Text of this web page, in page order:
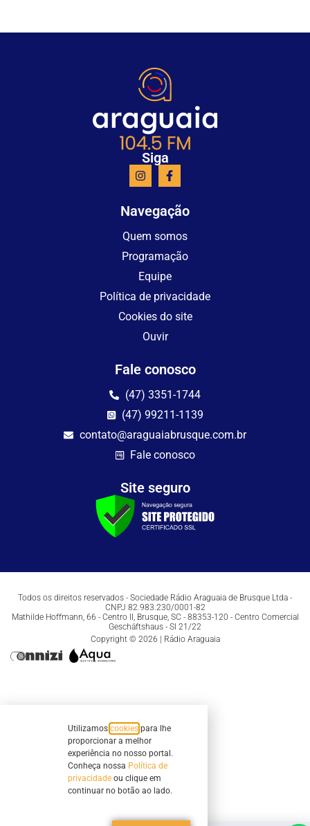
Siga
Navegação
Quem somos
Programação
Equipe
Política de privacidade
Cookies do site
Ouvir
Fale conosco
(47) 3351-1744
(47) 99211-1139
contato@araguaiabrusque.com.br
Fale conosco
Site seguro
Todos os direitos reservados - Sociedade Rádio Araguaia de Brusque Ltda -
CNPJ 82.983.230/0001-82
Mathilde Hoffmann, 66 - Centro II, Brusque, SC - 88353-120 - Centro Comercial
Geschäftshaus - Sl 21/22
Copyright © 2026 | Rádio Araguaia
Utilizamos cookies para lhe
proporcionar a melhor
experiência no nosso portal.
Conheça nossa Política de
privacidade ou clique em
continuar no botão ao lado.